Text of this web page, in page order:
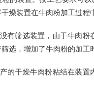
燥装置在牛肉粉加工过程
有筛选装置，由于牛肉
选，增加了牛肉粉的加工
的干燥牛肉粉粘结在装